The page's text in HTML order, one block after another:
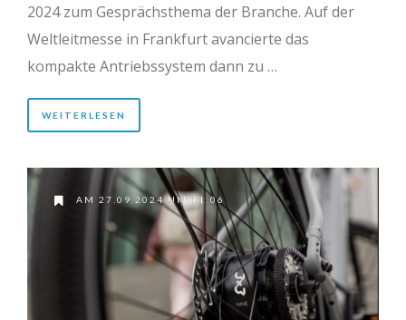
2024 zum Gesprächsthema der Branche. Auf der
Weltleitmesse in Frankfurt avancierte das
kompakte Antriebssystem dann zu …
WEITERLESEN
AM 27.09.2024 UM 11:06